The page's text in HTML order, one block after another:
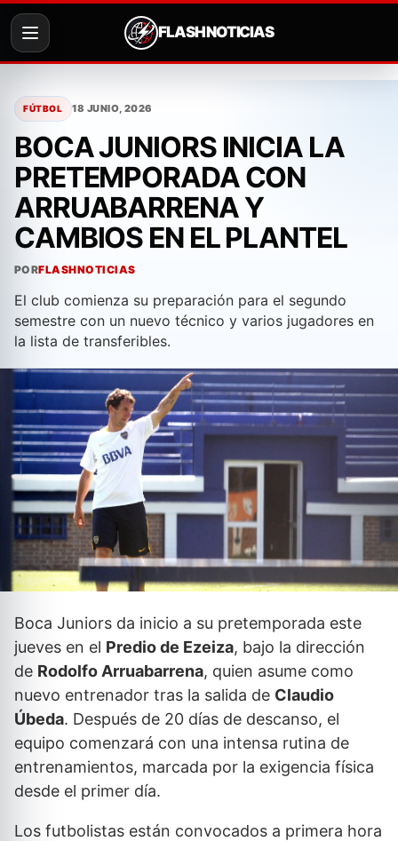
contenido
FLASH NOTICIAS
FÚTBOL 18 JUNIO, 2026
BOCA JUNIORS INICIA LA
PRETEMPORADA CON
ARRUABARRENA Y
CAMBIOS EN EL PLANTEL
PORFLASHNOTICIAS
El club comienza su preparación para el segundo
semestre con un nuevo técnico y varios jugadores en
la lista de transferibles.
Boca Juniors da inicio a su pretemporada este
jueves en el Predio de Ezeiza, bajo la dirección
de Rodolfo Arruabarrena, quien asume como
nuevo entrenador tras la salida de Claudio
Úbeda. Después de 20 días de descanso, el
equipo comenzará con una intensa rutina de
entrenamientos, marcada por la exigencia física
desde el primer día.
Los futbolistas están convocados a primera hora